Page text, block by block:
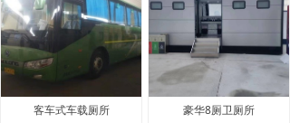
客车式车载厕所 豪华8厕卫厕所